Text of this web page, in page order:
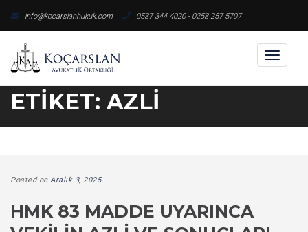
content
info@kocarslanhukuk.com 0537 344 4020 - 0258 257 5707
Toggle
ETIKET: AZLI
Posted on Aralık 3, 2025
HMK 83 MADDE UYARINCA